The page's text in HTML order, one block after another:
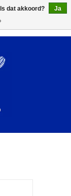
dat akkoord?
Ja